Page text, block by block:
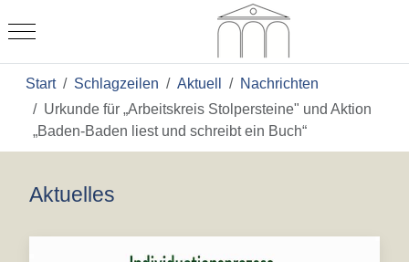
Mobile Menu Toggle
Start Schlagzeilen Aktuell
Nachrichten
Urkunde für „Arbeitskreis Stolpersteine" und Aktion
„Baden-Baden liest und schreibt ein Buch“
Aktuelles